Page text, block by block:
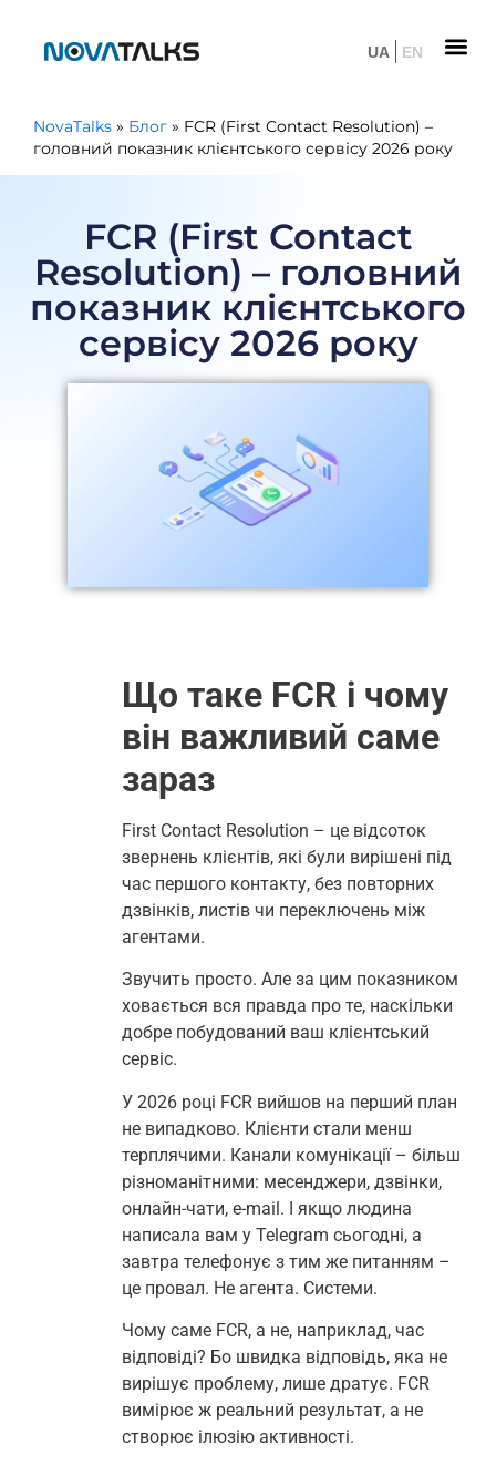
UA EN
NovaTalks » Блог » FCR (First Contact Resolution) –
головний показник клієнтського сервісу 2026 року
FCR (First Contact
Resolution) – головний
показник клієнтського
сервісу 2026 року
Що таке FCR і чому
він важливий саме
зараз
First Contact Resolution – це відсоток
звернень клієнтів, які були вирішені під
час першого контакту, без повторних
дзвінків, листів чи переключень між
агентами.
Звучить просто. Але за цим показником
ховається вся правда про те, наскільки
добре побудований ваш клієнтський
сервіс.
У 2026 році FCR вийшов на перший план
не випадково. Клієнти стали менш
терплячими. Канали комунікації – більш
різноманітними: месенджери, дзвінки,
онлайн-чати, e-mail. І якщо людина
написала вам у Telegram сьогодні, а
завтра телефонує з тим же питанням –
це провал. Не агента. Системи.
Чому саме FCR, а не, наприклад, час
відповіді? Бо швидка відповідь, яка не
вирішує проблему, лише дратує. FCR
вимірює ж реальний результат, а не
створює ілюзію активності.